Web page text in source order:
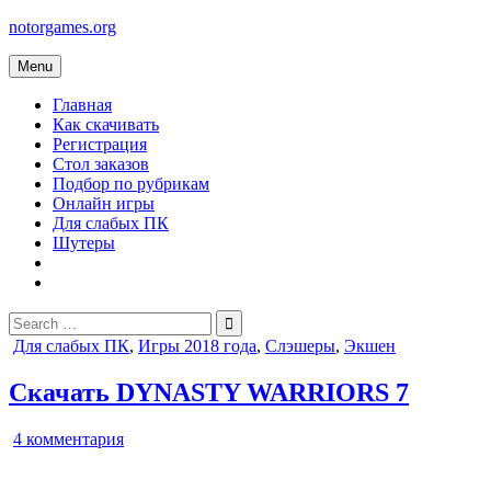
Skip
content
notorgames.org
Menu
Главная
Как скачивать
Регистрация
Стол заказов
Подбор по рубрикам
Онлайн игры
Для слабых ПК
Шутеры
Search
for:
Posted
Для слабых ПК, Игры 2018 года, Слэшеры, Экшен
Скачать DYNASTY WARRIORS 7
4 комментарияк